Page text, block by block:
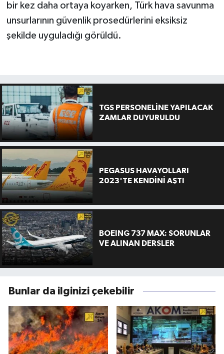
bir kez daha ortaya koyarken, Türk hava savunma
unsurlarının güvenlik prosedürlerini eksiksiz
şekilde uyguladığı görüldü.
TGS PERSONELİNE YAPILACAK
ZAMLAR DUYURULDU
PEGASUS HAVAYOLLARI
2023'TE KENDİNİ AŞTI
BOEING 737 MAX: SORUNLAR
VE ALINAN DERSLER
Bunlar da ilginizi çekebilir